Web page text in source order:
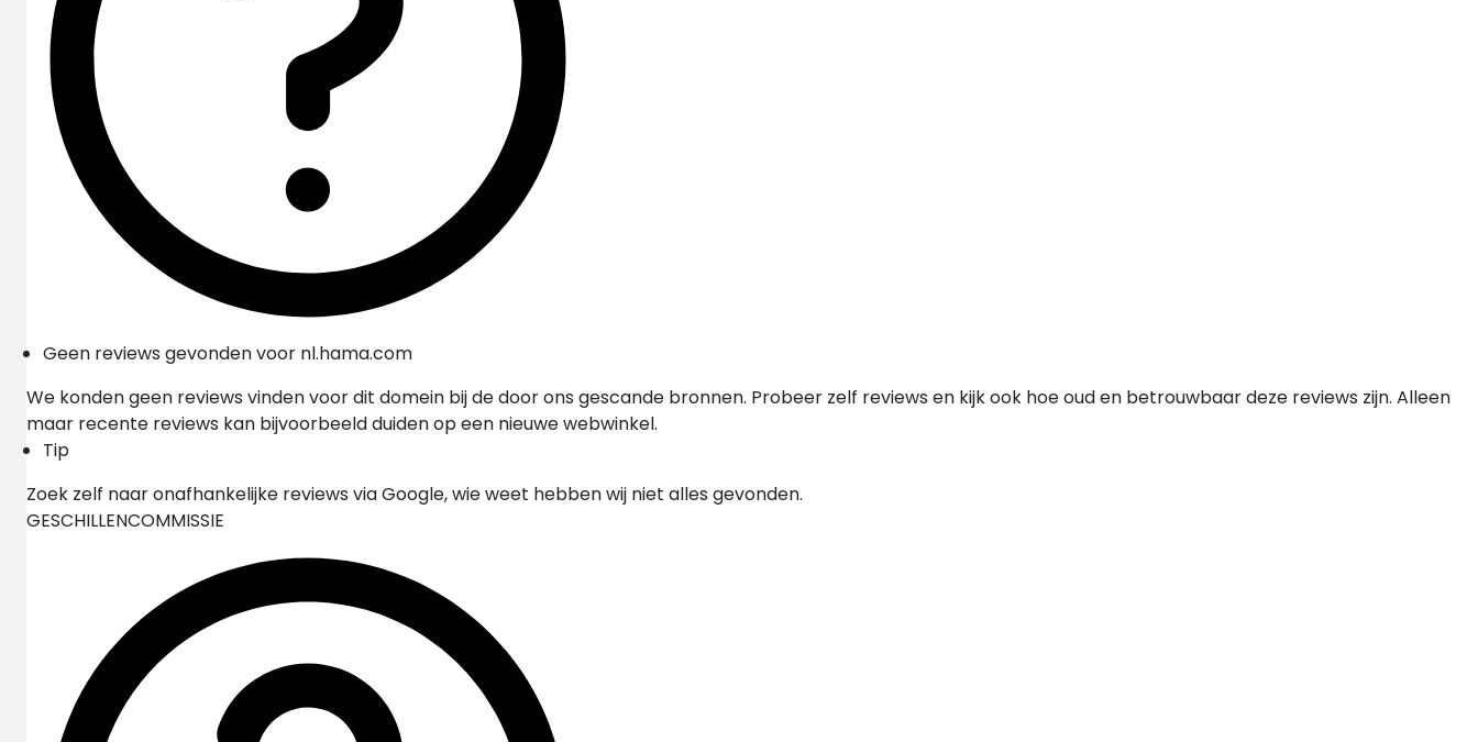
Geen reviews gevonden voor nl.hama.com
We konden geen reviews vinden voor dit domein bij de door ons gescande bronnen. Probeer zelf reviews en kijk ook hoe oud en betrouwbaar deze reviews zijn. Alleen
maar recente reviews kan bijvoorbeeld duiden op een nieuwe webwinkel.
Tip
Zoek zelf naar onafhankelijke reviews via Google, wie weet hebben wij niet alles gevonden.
GESCHILLENCOMMISSIE